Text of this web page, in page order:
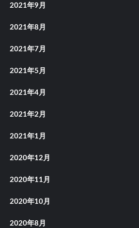
2021年9月
2021年8月
2021年7月
2021年5月
2021年4月
2021年2月
2021年1月
2020年12月
2020年11月
2020年10月
2020年8月